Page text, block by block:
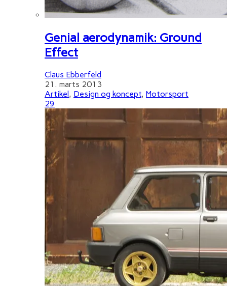
Genial aerodynamik: Ground
Effect
Claus Ebberfeld
21. marts 2013
Artikel, Design og koncept, Motorsport
29